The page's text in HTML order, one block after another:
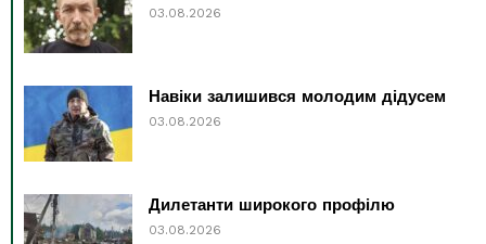
03.08.2026
Навіки залишився молодим дідусем
03.08.2026
Дилетанти широкого профілю
03.08.2026